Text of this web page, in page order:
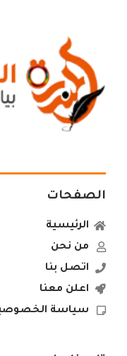
الصفحات
الرئيسية
من نحن
اتصل بنا
اعلن معنا
سياسة